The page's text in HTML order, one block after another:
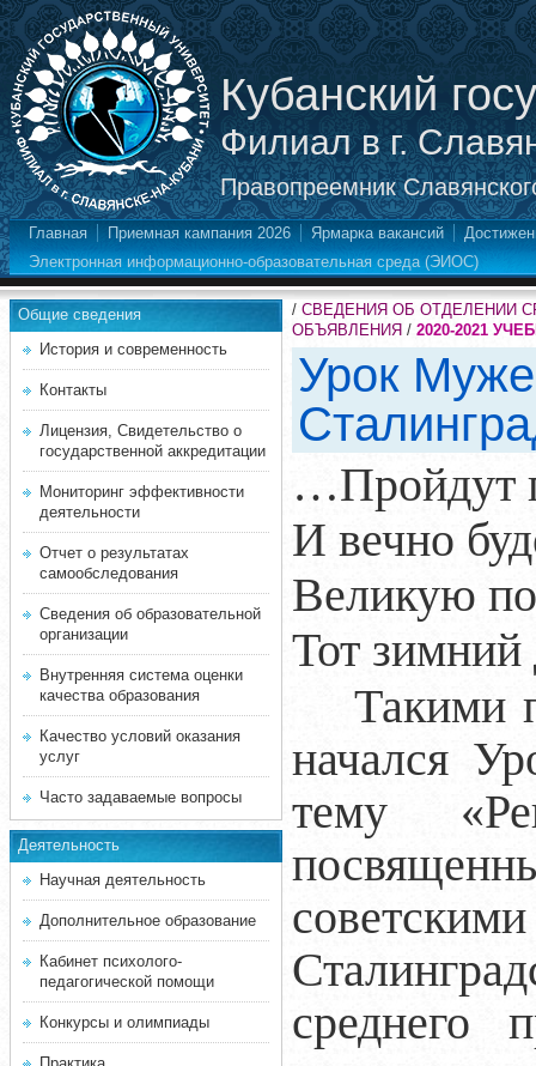
Кубанский
Филиал в г.
Правопреемник
Главная Приемная кампания 2026 Ярмарка вакансий
Электронная информационно-образовательная среда (ЭИОС)
Общие сведения
История и современность
Контакты
Лицензия, Свидетельство о
государственной аккредитации
Мониторинг эффективности
деятельности
Отчет о результатах
самообследования
Сведения об образовательной
организации
Внутренняя система оценки
качества образования
Качество условий оказания
услуг
Часто задаваемые вопросы
Деятельность
Научная деятельность
Дополнительное образование
Кабинет психолого-
педагогической помощи
Конкурсы и олимпиады
/ СВЕДЕНИЯ ОБ ОТДЕЛЕНИИ
ОБЪЯВЛЕНИЯ / 2020-2021
Урок
…Пройдут
И вечно
Великую
Тот зимний
Такими
начался
тему
среднего